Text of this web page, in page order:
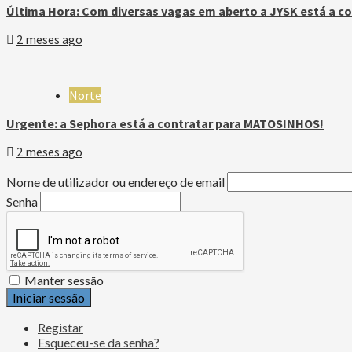
Última Hora: Com diversas vagas em aberto a JYSK está a
2 meses ago
Norte
Urgente: a Sephora está a contratar para MATOSINHOS!
2 meses ago
Nome de utilizador ou endereço de email
Senha
Manter sessão
Iniciar sessão
Registar
Esqueceu-se da senha?